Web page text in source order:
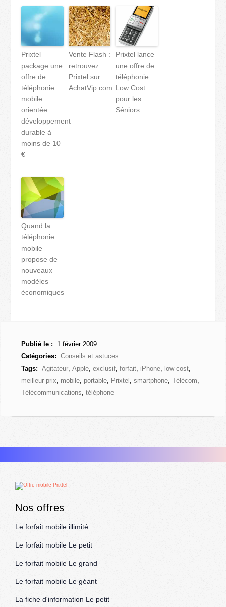
Prixtel
package une
offre de
téléphonie
mobile
orientée
développement
durable à
moins de 10
€
Vente Flash :
retrouvez
Prixtel sur
AchatVip.com
Prixtel lance
une offre de
téléphonie
Low Cost
pour les
Séniors
Quand la
téléphonie
mobile
propose de
nouveaux
modèles
économiques
Publié le :
1 février 2009
Catégories:
Conseils et astuces
Tags:
Agitateur,Apple,exclusif,forfait, iPhone, low cost,
meilleur prix, mobile, portable, Prixtel ,smartphone,Télécom,
Télécommunications,téléphone
Nos offres
Le forfait mobile illimité
Le forfait mobile Le petit
Le forfait mobile Le grand
Le forfait mobile Le géant
La fiche d'information Le petit